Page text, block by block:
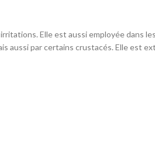
Elle est aussi employée dans
par certains crustacés. Elle est